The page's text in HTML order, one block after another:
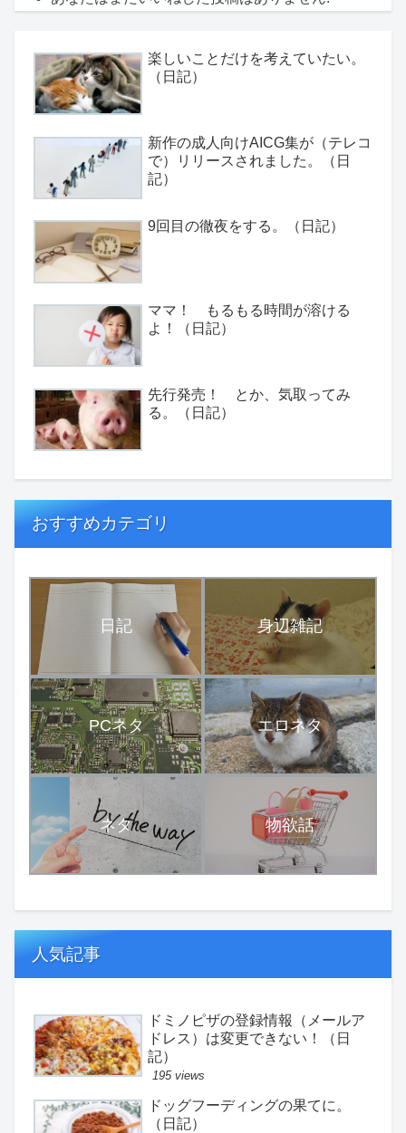
楽しいことだけを考えていたい。
（日記）
新作の成人向けAICG集が（テレコ
で）リリースされました。（日
記）
9回目の徹夜をする。（日記）
ママ！ もるもる時間が溶ける
よ！（日記）
先行発売！ とか、気取ってみ
る。（日記）
おすすめカテゴリ
日記 身辺雑記
PCネタ エロネタ
ネタ 物欲話
人気記事
ドミノピザの登録情報（メールア
ドレス）は変更できない！（日
記）
195 views
ドッグフーディングの果てに。
（日記）